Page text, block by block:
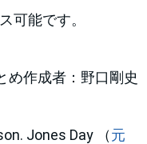
可能です。
め作成者：野口剛史
Jones Day （元